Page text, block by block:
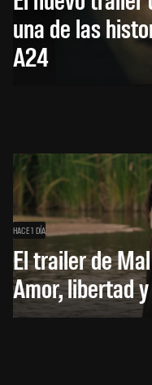
una de las
A24
HACE 1 DÍA
El trailer de
Amor, libertad